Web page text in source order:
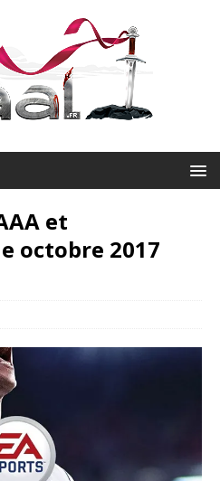
et
octobre 2017